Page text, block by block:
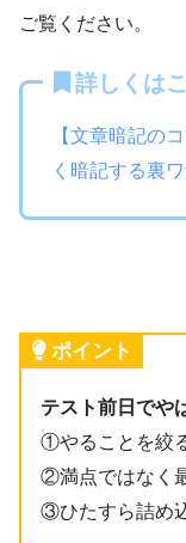
ご覧ください。
詳しくは
【文章暗記の
く暗記する裏
ポイント
テスト前日でや
①やることを絞
②満点ではなく
③ひたすら詰め